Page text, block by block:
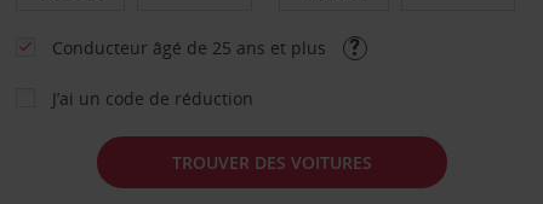
Conducteur âgé de 25 ans et plus
J’ai un code de réduction
TROUVER DES VOITURES